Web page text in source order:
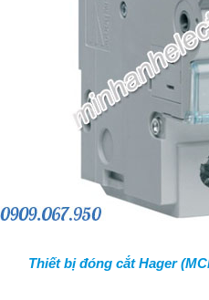
Thiết bị đóng cắt Hager